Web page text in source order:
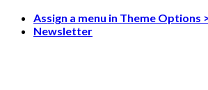
Skip
Assign a menu in Theme Options
Newsletter